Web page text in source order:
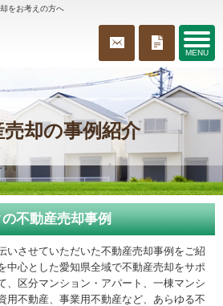
をお考えの方へ
MENU
売却の事例紹介
不動産売却事例
いさせていただいた不動産売却事例をご紹
中心とした愛知県全域で不動産売却をサポ
、区分マンション・アパート、一棟マンシ
用不動産、事業用不動産など、あらゆる不